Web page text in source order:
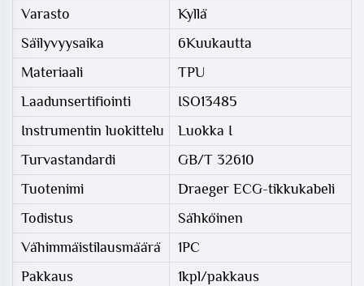
Varasto
Kyllä
Säilyvyysaika
6Kuukautta
Materiaali
TPU
Laadunsertifiointi
ISO13485
Instrumentin luokittelu
Luokka I
Turvastandardi
GB/T 32610
Tuotenimi
Draeger ECG-tikkukabeli
Todistus
Sähköinen
Vähimmäistilausmäärä
1PC
Pakkaus
1kpl/pakkaus